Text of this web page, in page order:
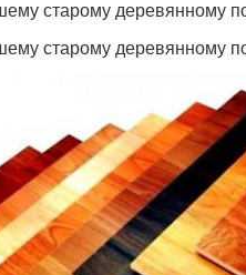
старому деревянному
старому деревянному